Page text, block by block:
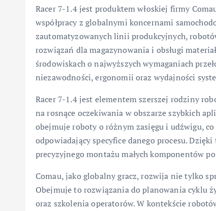
Racer 7-1.4 jest produktem włoskiej firmy
współpracy z globalnymi koncernami
zautomatyzowanych linii produkcyjnych,
rozwiązań dla magazynowania i obsługi
środowiskach o najwyższych wymaganiach
niezawodności, ergonomii oraz wydajności
Racer 7-1.4 jest elementem szerszej rodziny
na rosnące oczekiwania w obszarze szybkich
obejmuje roboty o różnym zasięgu i udźwigu,
odpowiadający specyfice danego procesu.
precyzyjnego montażu małych komponentów
Comau, jako globalny gracz, rozwija nie tylko
Obejmuje to rozwiązania do planowania cyklu
oraz szkolenia operatorów. W kontekście